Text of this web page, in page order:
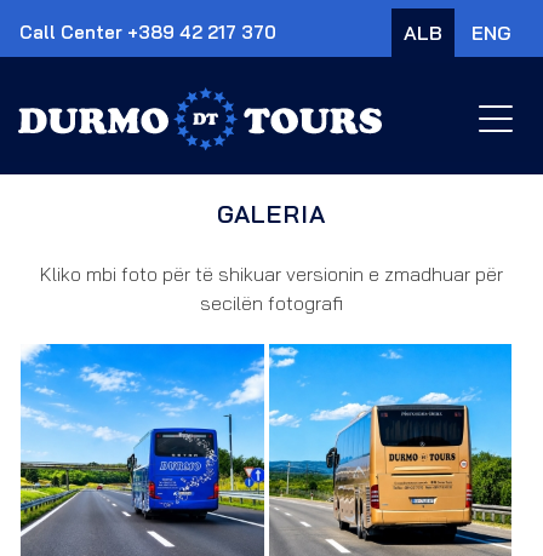
Call Center +389 42 217 370 ALB ENG
×
GALERIA
Kliko mbi foto për të shikuar versionin e zmadhuar për
secilën fotografi